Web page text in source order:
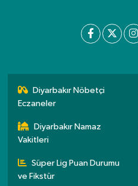
Diyarbakır Nöbetçi
Eczaneler
Diyarbakır Namaz
Vakitleri
Süper Lig Puan Durumu
ve Fikstür